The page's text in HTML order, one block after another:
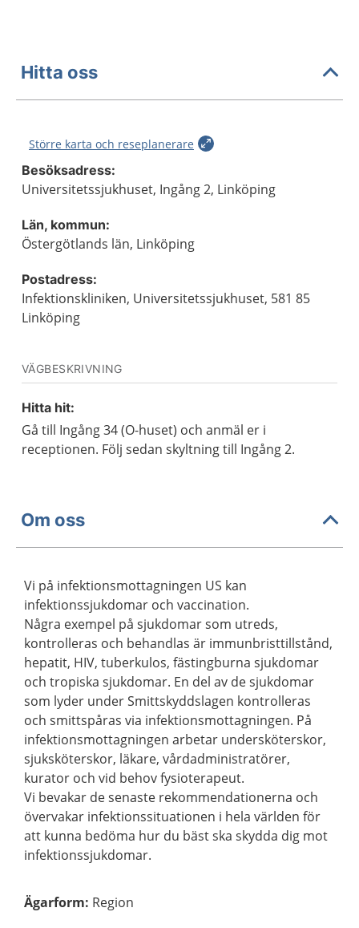
Hitta oss
Större karta och reseplanerare
Besöksadress:
Universitetssjukhuset, Ingång 2, Linköping
Län, kommun:
Östergötlands län, Linköping
Postadress:
Infektionskliniken, Universitetssjukhuset, 581 85
Linköping
VÄGBESKRIVNING
Hitta hit:
Gå till Ingång 34 (O-huset) och anmäl er i
receptionen. Följ sedan skyltning till Ingång 2.
Om oss
Vi på infektionsmottagningen US kan
infektionssjukdomar och vaccination.
Några exempel på sjukdomar som utreds,
kontrolleras och behandlas är immunbristtillstånd,
hepatit, HIV, tuberkulos, fästingburna sjukdomar
och tropiska sjukdomar. En del av de sjukdomar
som lyder under Smittskyddslagen kontrolleras
och smittspåras via infektionsmottagningen. På
infektionsmottagningen arbetar undersköterskor,
sjuksköterskor, läkare, vårdadministratörer,
kurator och vid behov fysioterapeut.
Vi bevakar de senaste rekommendationerna och
övervakar infektionssituationen i hela världen för
att kunna bedöma hur du bäst ska skydda dig mot
infektionssjukdomar.
Ägarform: Region